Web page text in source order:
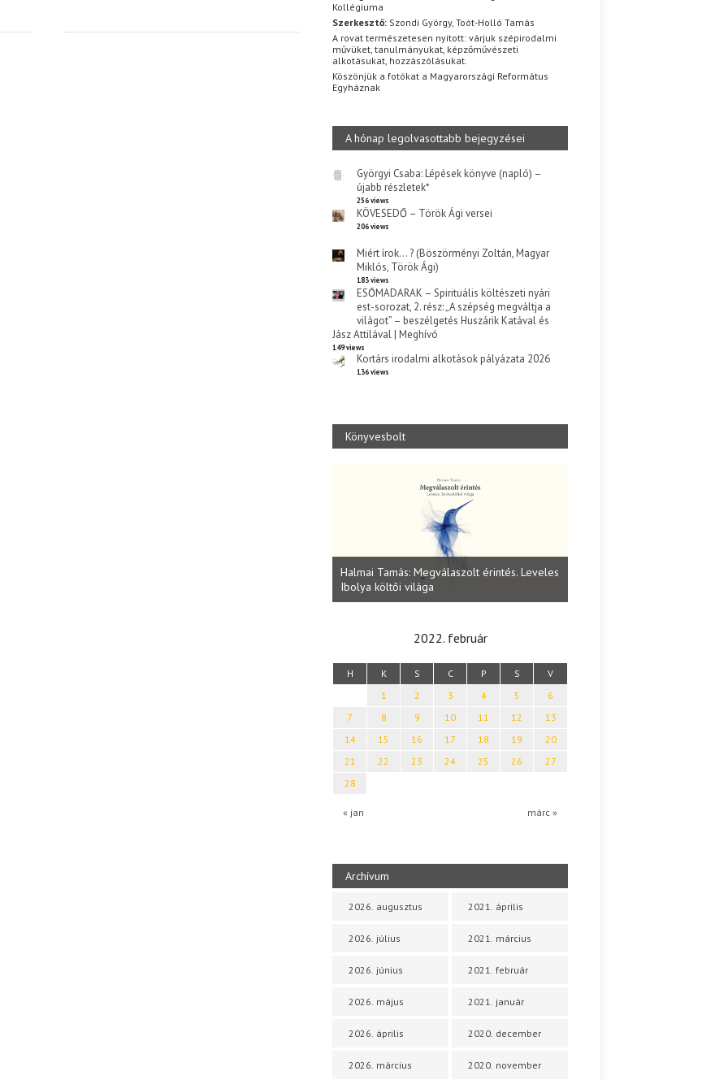
Kollégiuma
Szerkesztő: Szondi György, Toót-Holló Tamás
A rovat természetesen nyitott: várjuk szépirodalmi
művüket, tanulmányukat, képzőművészeti
alkotásukat, hozzászólásukat.
Köszönjük a fotókat a Magyarországi Református
Egyháznak
A hónap legolvasottabb bejegyzései
Györgyi Csaba: Lépések könyve (napló) –
újabb részletek*
256 views
KÖVESEDŐ – Török Ági versei
206 views
Miért írok… ? (Böszörményi Zoltán, Magyar
Miklós, Török Ági)
183 views
ESŐMADARAK – Spirituális költészeti nyári
est-sorozat, 2. rész: „A szépség megváltja a
világot” – beszélgetés Huszárik Katával és
Jász Attilával | Meghívó
149 views
Kortárs irodalmi alkotások pályázata 2026
136 views
Könyvesbolt
Halmai Tamás: Megválaszolt érintés. Leveles
Ibolya költői világa
2022. február
H K S C P S V
« jan márc »
1 2 3 4 5
6
7
8 9 10 11 12
13
14
15 16 17 18 19
20
21
22 23 24 25 26
27
28
Archívum
2026. augusztus
2026. július
2026. június
2026. május
2026. április
2026. március
2021. április
2021. március
2021. február
2021. január
2020. december
2020. november